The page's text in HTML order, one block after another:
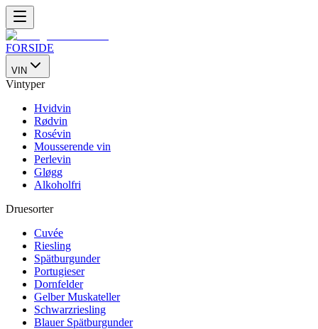
FORSIDE
VIN
Vintyper
Hvidvin
Rødvin
Rosévin
Mousserende vin
Perlevin
Gløgg
Alkoholfri
Druesorter
Cuvée
Riesling
Spätburgunder
Portugieser
Dornfelder
Gelber Muskateller
Schwarzriesling
Blauer Spätburgunder